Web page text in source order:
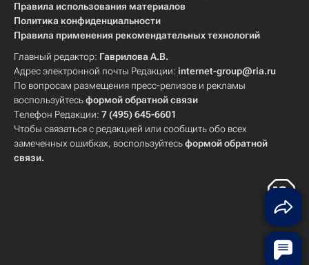
Правила использования материалов
Политика конфиденциальности
Правила применения рекомендательных технологий
Главный редактор: Гаврилова А.В.
Адрес электронной почты Редакции: internet-group@ria.ru
По вопросам размещения пресс-релизов и рекламы
воспользуйтесьформой обратной связи
Телефон Редакции: 7 (495) 645-6601
Чтобы связаться с редакцией или сообщить обо всех
замеченных ошибках, воспользуйтесьформой обратной
связи.